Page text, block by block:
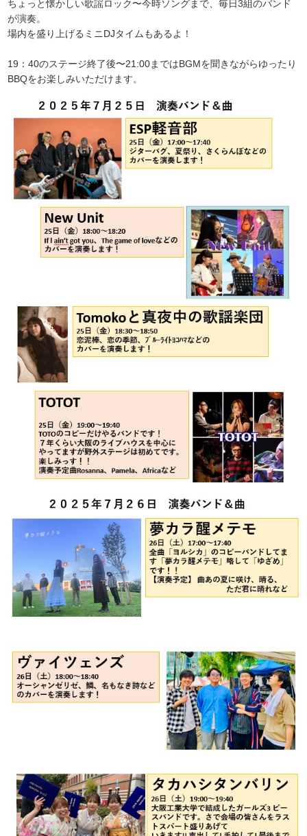
ちょっと懐かしい歌謡ロック〜今時ソングまで、毎日3組のバンド
が演奏。
場内を盛り上げるミニDJタイムもあるよ！
19：40のステージ終了後〜21:00まではBGMを聞きながらゆったり
BBQをお楽しみいただけます。